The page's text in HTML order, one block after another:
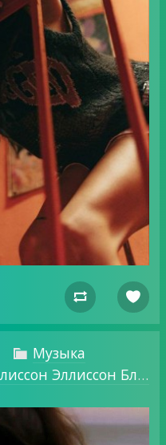
 
 Музыка
Лина Оля Луна Элиссон Эллиссон Блог о том, о чем хочу.